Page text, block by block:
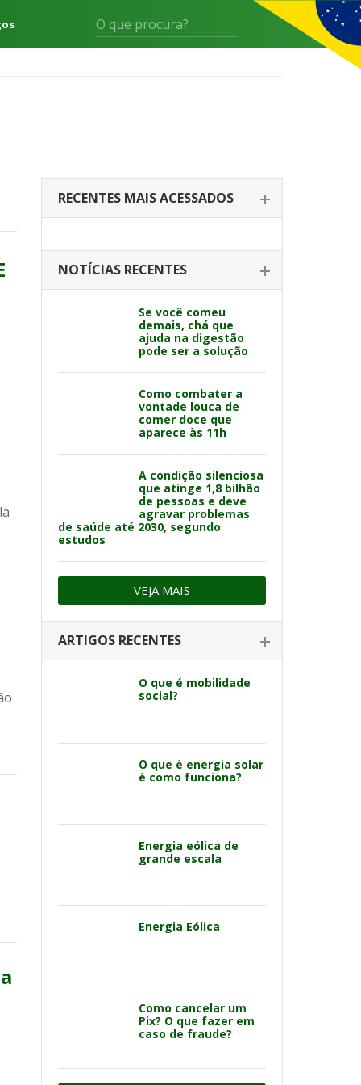
RECENTES MAIS ACESSADOS
NOTÍCIAS RECENTES
Se você comeu
demais, chá que
ajuda na digestão
pode ser a solução
Como combater a
vontade louca de
comer doce que
aparece às 11h
A condição silenciosa
que atinge 1,8 bilhão
de pessoas e deve
agravar problemas
de saúde até 2030, segundo
estudos
VEJA MAIS
ARTIGOS RECENTES
O que é mobilidade
social?
O que é energia solar
é como funciona?
Energia eólica de
grande escala
Energia Eólica
Como cancelar um
Pix? O que fazer em
caso de fraude?